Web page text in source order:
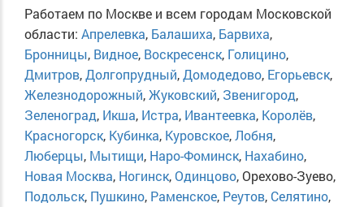
Работаем по Москве и всем городам Московской
области: Апрелевка, Балашиха, Барвиха,
Бронницы, Видное, Воскресенск, Голицино,
Дмитров,Долгопрудный,Домодедово, Егорьевск,
Железнодорожный,Жуковский, Звенигород,
Зеленоград, Икша, Истра, Ивантеевка, Королёв,
Красногорск, Кубинка, Куровское,Лобня,
Люберцы, Мытищи, Наро-Фоминск, Нахабино,
Новая Москва, Ногинск, Одинцово, Орехово-Зуево,
Подольск, Пушкино, Раменское, Реутов, Селятино,